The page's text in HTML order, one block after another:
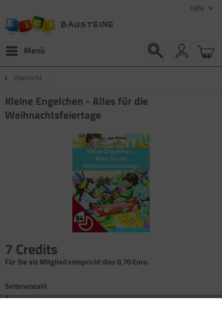
Hilfe
Menü
Übersicht
Kleine Engelchen - Alles für die
Weihnachtsfeiertage
7 Credits
Für Sie als Mitglied entspricht dies 0,70 Euro.
Seitenanzahl
1